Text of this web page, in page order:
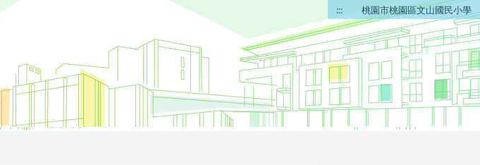
::: 桃園市桃園區文山國民小學